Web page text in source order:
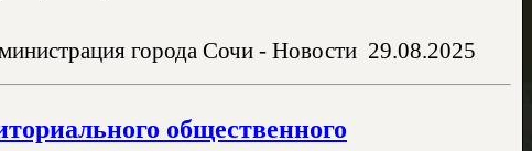
города Сочи - Новости 29.08.2025
общественного